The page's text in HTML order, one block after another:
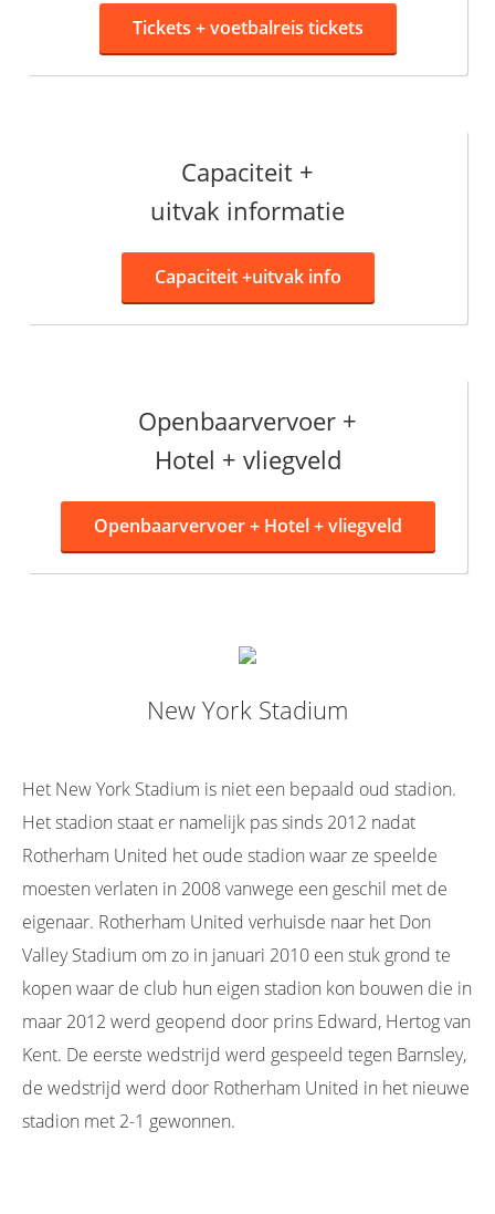
Tickets +voetbalreis tickets
Capaciteit +
uitvak informatie
Capaciteit +uitvak info
Openbaarvervoer +
Hotel + vliegveld
Openbaarvervoer + Hotel + vliegveld
New York Stadium
Het New York Stadium is niet een bepaald oud stadion.
Het stadion staat er namelijk pas sinds 2012 nadat
Rotherham United het oude stadion waar ze speelde
moesten verlaten in 2008 vanwege een geschil met de
eigenaar. Rotherham United verhuisde naar het Don
Valley Stadium om zo in januari 2010 een stuk grond te
kopen waar de club hun eigen stadion kon bouwen die in
maar 2012 werd geopend door prins Edward, Hertog van
Kent. De eerste wedstrijd werd gespeeld tegen Barnsley,
de wedstrijd werd door Rotherham United in het nieuwe
stadion met 2-1 gewonnen.